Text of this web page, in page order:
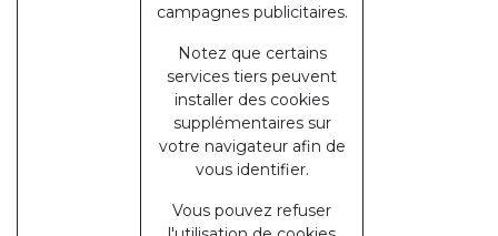
campagnes publicitaires.
Notez que certains
services tiers peuvent
installer des cookies
supplémentaires sur
votre navigateur afin de
vous identifier.
Vous pouvez refuser